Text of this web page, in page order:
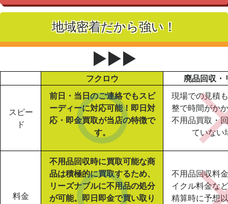
地域密着だから強い！
▶▶▶
フクロウ 廃品回収・
スピー
ド
前日・当日のご連絡でもスピ
ーディーに対応可能！即日対
応・即金買取が当店の特徴で
す。
現場での見積
整で時間がか
不用品買取・
ていない
料金
不用品回収時に買取可能な商
品は積極的に買取するため、
リーズナブルに不用品の処分
が可能。即日即金で買い取り
不用品回収料
イクル料金な
精算時に予想